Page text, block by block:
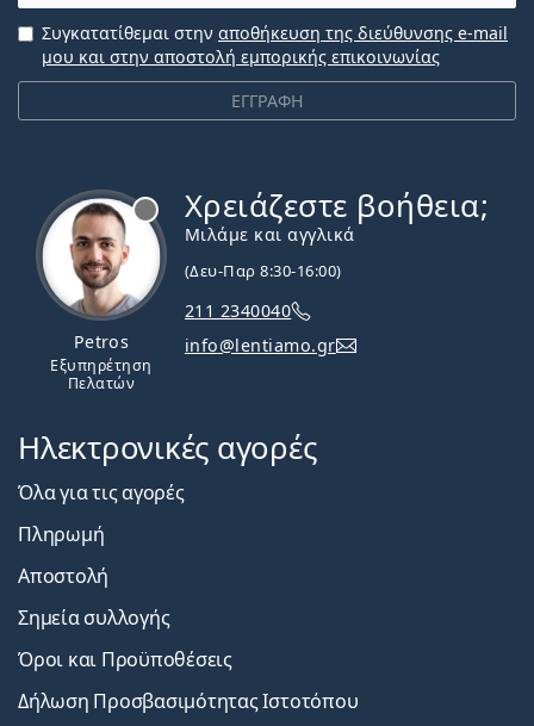
ΕΓΓΡΑΦΗ
Συγκατατίθεμαι στην αποθήκευση της διεύθυνσης e-mail
μου και στην αποστολή εμπορικής επικοινωνίας
Petros
Εξυπηρέτηση
Πελατών
Χρειάζεστε βοήθεια;
Μιλάμε και αγγλικά
(Δευ-Παρ 8:30-16:00)
211 2340040
info@lentiamo.gr
Ηλεκτρονικές αγορές
Όλα για τις αγορές
Πληρωμή
Αποστολή
Σημεία συλλογής
Όροι και Προϋποθέσεις
Δήλωση Προσβασιμότητας Ιστοτόπου